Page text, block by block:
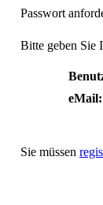
Passwort
Bitte geben Sie
eMail:
Sie müssen